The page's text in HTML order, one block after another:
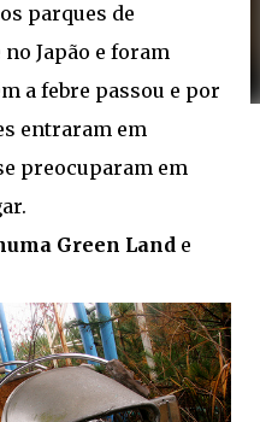
parques de
Japão e foram
a febre passou e por
entraram em
preocuparam em
Green Land e